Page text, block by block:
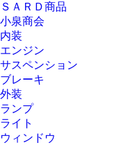
ＳＡＲＤ商品
小泉商会
内装
エンジン
サスペンション
ブレーキ
外装
ランプ
ライト
ウィンドウ